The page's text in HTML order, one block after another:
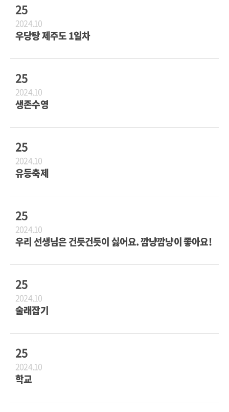
25
2024.10
우당탕 제주도 1일차
25
2024.10
생존수영
25
2024.10
유등축제
25
2024.10
우리 선생님은 건듯건듯이 싫어요. 깜냥깜냥이 좋아요!
25
2024.10
술래잡기
25
2024.10
학교